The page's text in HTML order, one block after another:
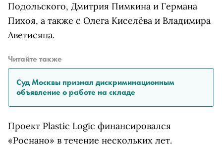
Подольского, Дмитрия Пимкина и Германа
Пихоя, а также с Олега Киселёва и Владимира
Аветисяна.
Читайте также
Суд Москвы признал дискриминационным
объявление о работе на складе
Проект Plastic Logic финансировался
«Роснано» в течение нескольких лет.